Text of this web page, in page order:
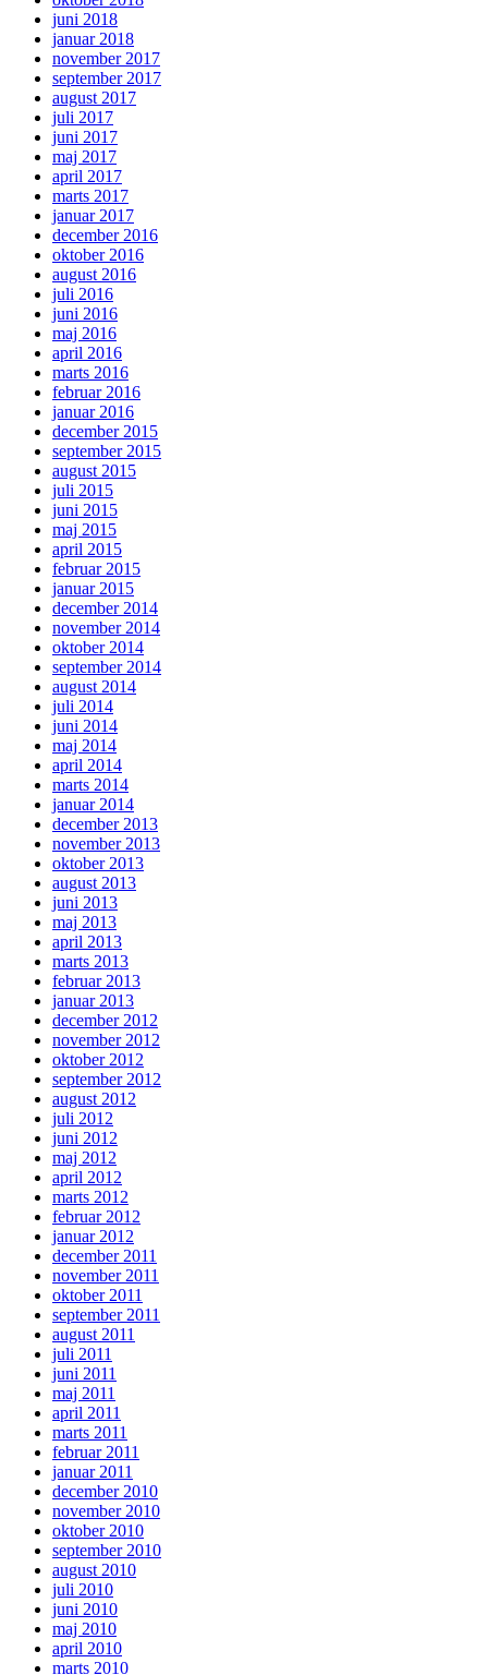
juni 2018
januar 2018
november 2017
september 2017
august 2017
juli 2017
juni 2017
maj 2017
april 2017
marts 2017
januar 2017
december 2016
oktober 2016
august 2016
juli 2016
juni 2016
maj 2016
april 2016
marts 2016
februar 2016
januar 2016
december 2015
september 2015
august 2015
juli 2015
juni 2015
maj 2015
april 2015
februar 2015
januar 2015
december 2014
november 2014
oktober 2014
september 2014
august 2014
juli 2014
juni 2014
maj 2014
april 2014
marts 2014
januar 2014
december 2013
november 2013
oktober 2013
august 2013
juni 2013
maj 2013
april 2013
marts 2013
februar 2013
januar 2013
december 2012
november 2012
oktober 2012
september 2012
august 2012
juli 2012
juni 2012
maj 2012
april 2012
marts 2012
februar 2012
januar 2012
december 2011
november 2011
oktober 2011
september 2011
august 2011
juli 2011
juni 2011
maj 2011
april 2011
marts 2011
februar 2011
januar 2011
december 2010
november 2010
oktober 2010
september 2010
august 2010
juli 2010
juni 2010
maj 2010
april 2010
marts 2010